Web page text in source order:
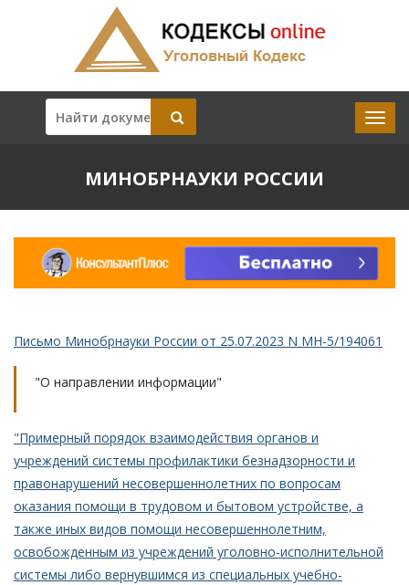
МИНОБРНАУКИ РОССИИ
Письмо Минобрнауки России от 25.07.2023 N МН-5/194061
"О направлении информации"
"Примерный порядок взаимодействия органов и
учреждений системы профилактики безнадзорности и
правонарушений несовершеннолетних по вопросам
оказания помощи в трудовом и бытовом устройстве, а
также иных видов помощи несовершеннолетним,
освобожденным из учреждений уголовно-исполнительной
системы либо вернувшимся из специальных учебно-